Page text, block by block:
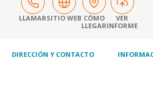
restauración
LLAMARSITIO WEB CÓMO
LLEGAR
VER
INFORME
DIRECCIÓN Y CONTACTO